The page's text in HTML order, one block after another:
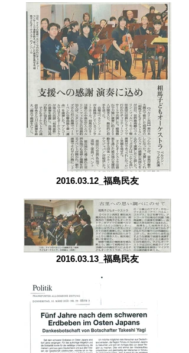
2016.03.12_福島民友
2016.03.13_福島民友